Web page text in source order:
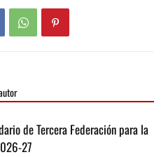
de Tercera Federación para la
27